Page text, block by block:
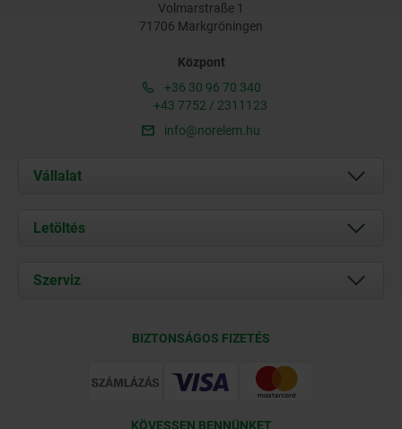
Volmarstraße 1
71706 Markgröningen
Központ
+36 30 96 70 340
+43 7752 / 2311123
info@norelem.hu
Vállalat
Rólunk
Kapcsolat
Letöltés
Documents
Szerviz
BIZTONSÁGOS FIZETÉS
KÖVESSEN BENNÜNKET